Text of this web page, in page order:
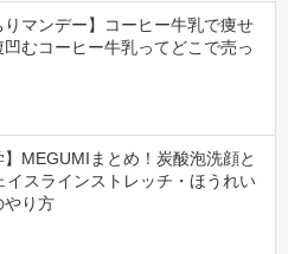
りマンデー】コーヒー牛乳で痩せ
凹むコーヒー牛乳ってどこで売っ
】MEGUMIまとめ！炭酸泡洗顔と
イスラインストレッチ・ほうれい
やり方